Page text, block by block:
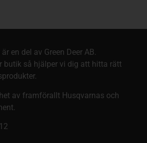
en del av Green Deer AB.
butik så hjälper vi dig att hitta rätt
av framförallt Husqvarnas och